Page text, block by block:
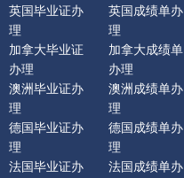
英国毕业证办
理
加拿大毕业证
办理
澳洲毕业证办
理
德国毕业证办
理
法国毕业证办
英国成绩单办
理
加拿大成绩单
办理
澳洲成绩单办
理
德国成绩单办
理
法国成绩单办